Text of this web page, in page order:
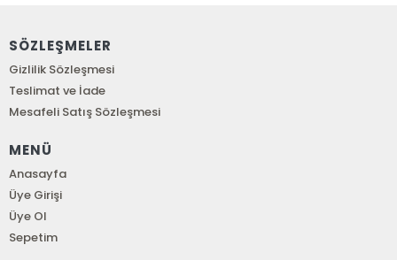
SÖZLEŞMELER
Gizlilik Sözleşmesi
Teslimat ve İade
Mesafeli Satış Sözleşmesi
MENÜ
Anasayfa
Üye Girişi
Üye Ol
Sepetim